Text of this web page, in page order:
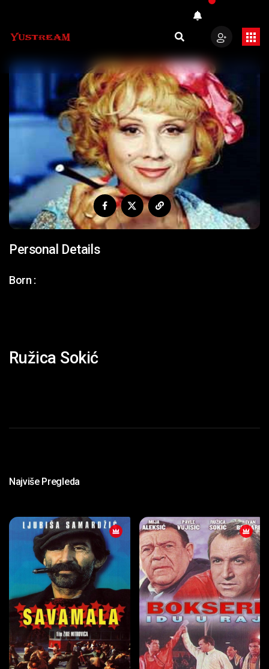
Personal Details
Born :
Ružica Sokić
Najviše Pregleda